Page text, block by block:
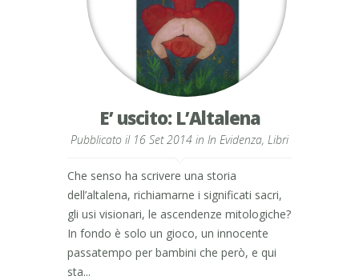
E’ uscito: L’Altalena
Pubblicato il 16 Set 2014 in In Evidenza, Libri
Che senso ha scrivere una storia
dell’altalena, richiamarne i significati sacri,
gli usi visionari, le ascendenze mitologiche?
In fondo è solo un gioco, un innocente
passatempo per bambini che però, e qui
sta...